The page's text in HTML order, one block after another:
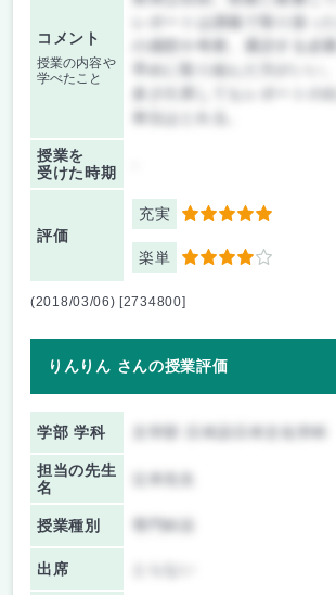
コメント
授業の内容や
学べたこと
レポートは講義で取り扱っ
の感想や考察。通読する必
早めに取り組んだ方がいい。
授業を
受けた時期
評価
充実 5
楽単 4
(2018/03/06) [2734800]
りんりん さんの授業評価
学部 学科
担当の先生
名
授業種別
出席